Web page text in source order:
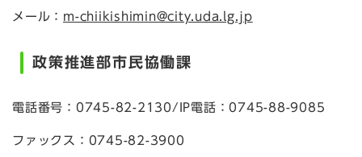
メール： m-chiikishimin@city.uda.lg.jp
政策推進部市民協働課
電話番号：0745-82-2130/IP電話：0745-88-9085
ファックス：0745-82-3900